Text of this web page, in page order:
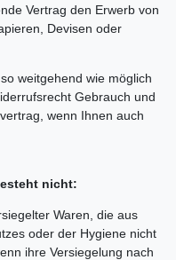
Vertrag den Erwerb von
Devisen oder
weitgehend wie möglich
Gebrauch und
wenn Ihnen auch
nicht:
Waren, die aus
oder der Hygiene nicht
ihre Versiegelung nach